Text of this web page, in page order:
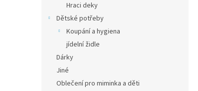
Hraci deky
Dětské potřeby
Koupání a hygiena
jídelní židle
Dárky
Jiné
Oblečení pro miminka a děti